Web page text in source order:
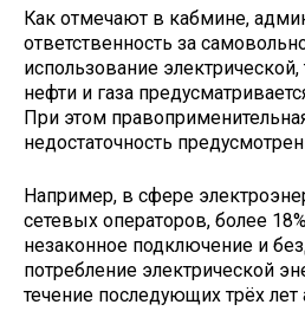
Как отмечают в кабмине,
ответственность за
использование
нефти и газа
При этом
недостаточность
Например, в сфере
сетевых операторов, более
незаконное подключение и
потребление электрической
течение последующих трёх лет